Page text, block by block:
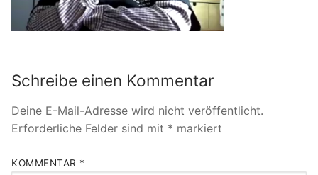
Schreibe einen Kommentar
Deine E-Mail-Adresse wird nicht veröffentlicht.
Erforderliche Felder sind mit * markiert
KOMMENTAR *